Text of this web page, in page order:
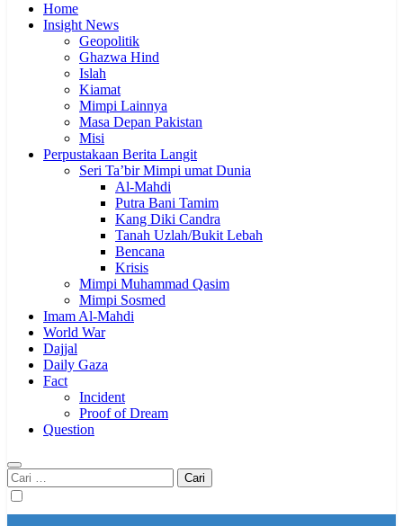
Home
Insight News
Geopolitik
Ghazwa Hind
Islah
Kiamat
Mimpi Lainnya
Masa Depan Pakistan
Misi
Perpustakaan Berita Langit
Seri Ta’bir Mimpi umat Dunia
Al-Mahdi
Putra Bani Tamim
Kang Diki Candra
Tanah Uzlah/Bukit Lebah
Bencana
Krisis
Mimpi Muhammad Qasim
Mimpi Sosmed
Imam Al-Mahdi
World War
Dajjal
Daily Gaza
Fact
Incident
Proof of Dream
Question
Cari
untuk: